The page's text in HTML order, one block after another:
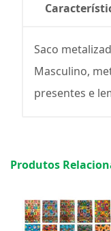
Saco
Masculino,
presentes e
Produtos